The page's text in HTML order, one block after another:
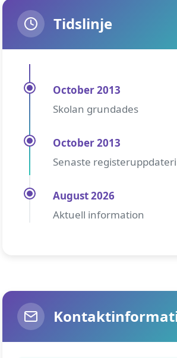
Tidslinje
October 2013
Skolan grundades
October 2013
Senaste
August 2026
Aktuell information